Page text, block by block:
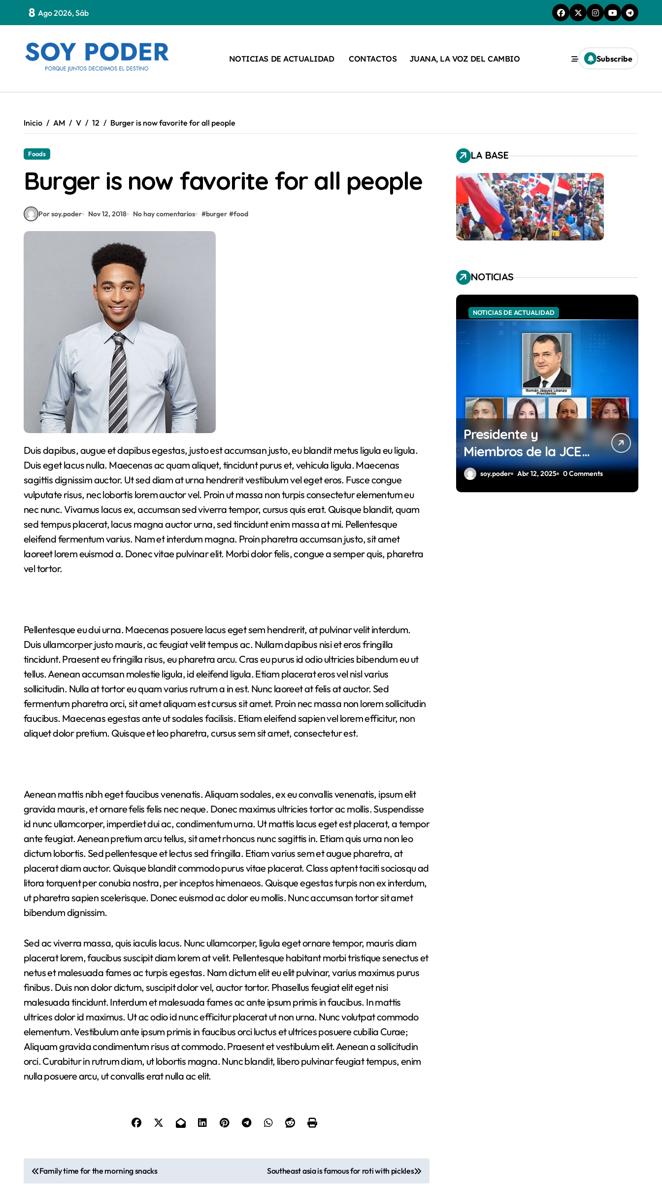
contenido
8 Ago 2026, Sáb
NOTICIAS DE ACTUALIDAD CONTACTOS JUANA, LA VOZ DEL CAMBIO Subscribe
Inicio AM V 12 Burger is now favorite for all people
Foods
Burger is now favorite for all people
Por soy.poder Nov 12, 2018 No hay comentarios #burger #food
Duis dapibus, augue et dapibus egestas, justo est accumsan justo, eu blandit metus ligula eu ligula.
Duis eget lacus nulla. Maecenas ac quam aliquet, tincidunt purus et, vehicula ligula. Maecenas
sagittis dignissim auctor. Ut sed diam at urna hendrerit vestibulum vel eget eros. Fusce congue
vulputate risus, nec lobortis lorem auctor vel. Proin ut massa non turpis consectetur elementum eu
nec nunc. Vivamus lacus ex, accumsan sed viverra tempor, cursus quis erat. Quisque blandit, quam
sed tempus placerat, lacus magna auctor urna, sed tincidunt enim massa at mi. Pellentesque
eleifend fermentum varius. Nam et interdum magna. Proin pharetra accumsan justo, sit amet
laoreet lorem euismod a. Donec vitae pulvinar elit. Morbi dolor felis, congue a semper quis, pharetra
vel tortor.
Pellentesque eu dui urna. Maecenas posuere lacus eget sem hendrerit, at pulvinar velit interdum.
Duis ullamcorper justo mauris, ac feugiat velit tempus ac. Nullam dapibus nisi et eros fringilla
tincidunt. Praesent eu fringilla risus, eu pharetra arcu. Cras eu purus id odio ultricies bibendum eu ut
tellus. Aenean accumsan molestie ligula, id eleifend ligula. Etiam placerat eros vel nisl varius
sollicitudin. Nulla at tortor eu quam varius rutrum a in est. Nunc laoreet at felis at auctor. Sed
fermentum pharetra orci, sit amet aliquam est cursus sit amet. Proin nec massa non lorem sollicitudin
faucibus. Maecenas egestas ante ut sodales facilisis. Etiam eleifend sapien vel lorem efficitur, non
aliquet dolor pretium. Quisque et leo pharetra, cursus sem sit amet, consectetur est.
Aenean mattis nibh eget faucibus venenatis. Aliquam sodales, ex eu convallis venenatis, ipsum elit
gravida mauris, et ornare felis felis nec neque. Donec maximus ultricies tortor ac mollis. Suspendisse
id nunc ullamcorper, imperdiet dui ac, condimentum urna. Ut mattis lacus eget est placerat, a tempor
ante feugiat. Aenean pretium arcu tellus, sit amet rhoncus nunc sagittis in. Etiam quis urna non leo
dictum lobortis. Sed pellentesque et lectus sed fringilla. Etiam varius sem et augue pharetra, at
placerat diam auctor. Quisque blandit commodo purus vitae placerat. Class aptent taciti sociosqu ad
litora torquent per conubia nostra, per inceptos himenaeos. Quisque egestas turpis non ex interdum,
ut pharetra sapien scelerisque. Donec euismod ac dolor eu mollis. Nunc accumsan tortor sit amet
bibendum dignissim.
Sed ac viverra massa, quis iaculis lacus. Nunc ullamcorper, ligula eget ornare tempor, mauris diam
placerat lorem, faucibus suscipit diam lorem at velit. Pellentesque habitant morbi tristique senectus et
netus et malesuada fames ac turpis egestas. Nam dictum elit eu elit pulvinar, varius maximus purus
finibus. Duis non dolor dictum, suscipit dolor vel, auctor tortor. Phasellus feugiat elit eget nisi
malesuada tincidunt. Interdum et malesuada fames ac ante ipsum primis in faucibus. In mattis
ultrices dolor id maximus. Ut ac odio id nunc efficitur placerat ut non urna. Nunc volutpat commodo
elementum. Vestibulum ante ipsum primis in faucibus orci luctus et ultrices posuere cubilia Curae;
Aliquam gravida condimentum risus at commodo. Praesent et vestibulum elit. Aenean a sollicitudin
orci. Curabitur in rutrum diam, ut lobortis magna. Nunc blandit, libero pulvinar feugiat tempus, enim
nulla posuere arcu, ut convallis erat nulla ac elit.
N
Family time for the morning snacks Southeast asia is famous for roti with pickles
LA BASE
NOTICIAS
NOTICIAS DE ACTUALIDAD
Presidente y
Miembros de la JCE
Gestión 2024 – 2028
soy.poder Abr 12, 2025 0 Comments